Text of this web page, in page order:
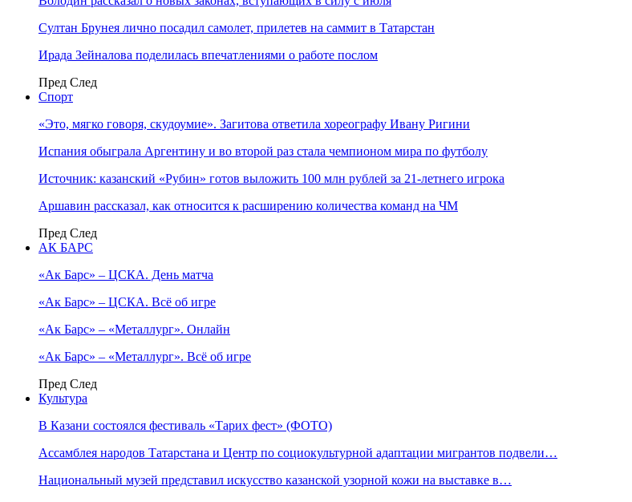
Султан Брунея лично посадил самолет, прилетев на саммит в Татарстан
Ирада Зейналова поделилась впечатлениями о работе послом
Пред След
Спорт
«Это, мягко говоря, скудоумие». Загитова ответила хореографу Ивану Ригини
Испания обыграла Аргентину и во второй раз стала чемпионом мира по футболу
Источник: казанский «Рубин» готов выложить 100 млн рублей за 21-летнего игрока
Аршавин рассказал, как относится к расширению количества команд на ЧМ
Пред След
АК БАРС
«Ак Барс» – ЦСКА. День матча
«Ак Барс» – ЦСКА. Всё об игре
«Ак Барс» – «Металлург». Онлайн
«Ак Барс» – «Металлург». Всё об игре
Пред След
Культура
В Казани состоялся фестиваль «Тарих фест» (ФОТО)
Ассамблея народов Татарстана и Центр по социокультурной адаптации мигрантов подвели…
Национальный музей представил искусство казанской узорной кожи на выставке в…